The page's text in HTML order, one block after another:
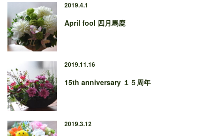
2019.4.1
April fool 四月馬鹿
2019.11.16
15th anniversary １５周年
2019.3.12